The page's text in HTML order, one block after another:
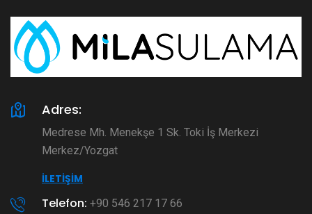
Adres:
Medrese Mh. Menekşe 1 Sk. Toki İş Merkezi
Merkez/Yozgat
İLETIŞIM
Telefon: +90 546 217 17 66